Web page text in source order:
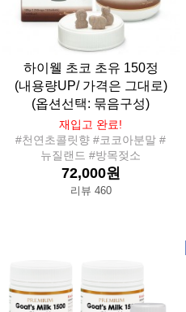
하이웰 초코 초유 150정
(내용량UP/ 가격은 그대로)
(옵션선택: 묶음구성)
재입고 완료!
#천연초콜릿향 #코코아분말 #
뉴질랜드 #방목젖소
72,000원
리뷰 460